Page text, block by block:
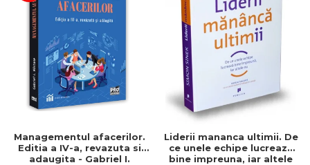
Managementul afacerilor.
Editia a IV-a, revazuta si
adaugita - Gabriel I.
Liderii mananca ultimii. De
ce unele echipe lucreaza
bine impreuna, iar altele